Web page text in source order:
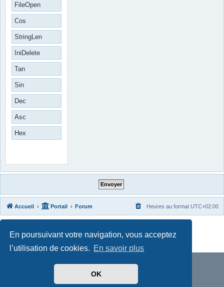
En poursuivant votre navigation, vous acceptez
l’utilisation de cookies. En savoir plus
OK
FileOpen
Cos
StringLen
IniDelete
Tan
Sin
Dec
Asc
Hex
Accueil Portail Forum Heures au format UTC+02:00
Traduit parphpBB-fr.com